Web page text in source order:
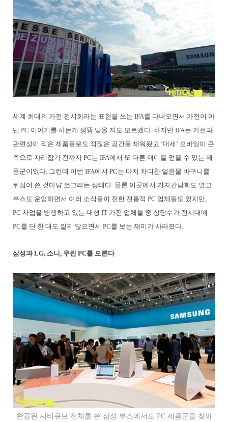
세계 최대의 가전 전시회라는 표현을 쓰는 IFA를 다녀오면서 가전이 아
닌 PC 이야기를 하는게 생뚱 맞을 지도 모르겠다. 하지만 IFA는 가전과
관련성이 적은 제품들로도 적잖은 공간을 채워왔고 ‘대세’ 모바일이 큰
축으로 자리잡기 전까지 PC는 IFA에서 또 다른 재미를 얻을 수 있는 제
품군이었다. 그런데 이번 IFA에서 PC는 마치 차디찬 얼음물 바구니를
뒤집어 쓴 것마냥 쪼그라든 상태다. 물론 이곳에서 기자간담회도 열고
부스도 운영하면서 여러 소식들이 전한 전통적 PC 업체들도 있지만,
PC 사업을 병행하고 있는 대형 IT 가전 업체들 중 상당수가 전시대에
PC를 단 한 대도 깔지 않으면서 PC를 보는 재미가 사라졌다.
삼성과 LG, 소니, 우린 PC를 모른다
완공된 시티큐브 전체를 쓴 삼성 부스에서도 PC 제품군을 찾아